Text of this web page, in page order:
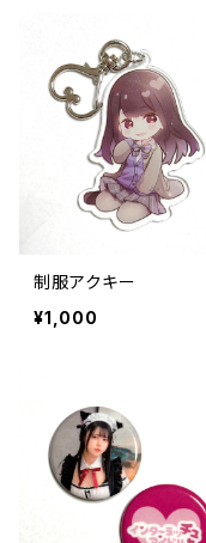
制服アクキー
¥1,000